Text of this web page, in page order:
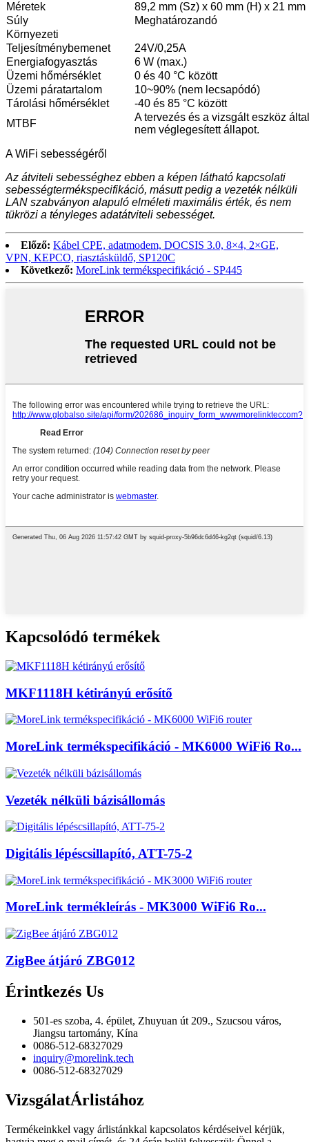
Méretek
89,2 mm (Sz) x 60 mm (H) x 21 mm
Súly
Meghatározandó
Környezeti
Teljesítménybemenet
24V/0,25A
Energiafogyasztás
6 W (max.)
Üzemi hőmérséklet
0 és 40 °C között
Üzemi páratartalom
10~90% (nem lecsapódó)
Tárolási hőmérséklet
-40 és 85 °C között
MTBF
A tervezés és a vizsgált eszköz
nem véglegesített állapot.
A WiFi sebességéről
Az átviteli sebességhez ebben a képen látható kapcsolati
sebességtermékspecifikáció, másutt pedig a vezeték nélküli
LAN szabványon alapuló elméleti maximális érték, és nem
tükrözi a tényleges adatátviteli sebességet.
Előző: Kábel CPE, adatmodem, DOCSIS 3.0, 8×4, 2×GE,
VPN, KEPCO, riasztásküldő, SP120C
Következő: MoreLink termékspecifikáció - SP445
Kapcsolódó termékek
MKF1118H kétirányú erősítő
MoreLink termékspecifikáció - MK6000 WiFi6 Ro...
Vezeték nélküli bázisállomás
Digitális lépéscsillapító, ATT-75-2
MoreLink termékleírás - MK3000 WiFi6 Ro...
ZigBee átjáró ZBG012
Érintkezés Us
501-es szoba, 4. épület, Zhuyuan út 209., Szucsou város,
Jiangsu tartomány, Kína
0086-512-68327029
inquiry@morelink.tech
0086-512-68327029
VizsgálatÁrlistához
Termékeinkkel vagy árlistánkkal kapcsolatos kérdéseivel kérjük,